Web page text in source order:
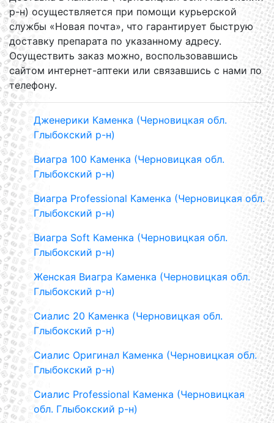
р-н) осуществляется при помощи курьерской
службы «Новая почта», что гарантирует быструю
доставку препарата по указанному адресу.
Осуществить заказ можно, воспользовавшись
сайтом интернет-аптеки или связавшись с нами по
телефону.
Дженерики Каменка (Черновицкая обл.
Глыбокский р-н)
Виагра 100 Каменка (Черновицкая обл.
Глыбокский р-н)
Виагра Professional Каменка (Черновицкая обл.
Глыбокский р-н)
Виагра Soft Каменка (Черновицкая обл.
Глыбокский р-н)
Женская Виагра Каменка (Черновицкая обл.
Глыбокский р-н)
Сиалис 20 Каменка (Черновицкая обл.
Глыбокский р-н)
Сиалис Оригинал Каменка (Черновицкая обл.
Глыбокский р-н)
Сиалис Professional Каменка (Черновицкая
обл. Глыбокский р-н)